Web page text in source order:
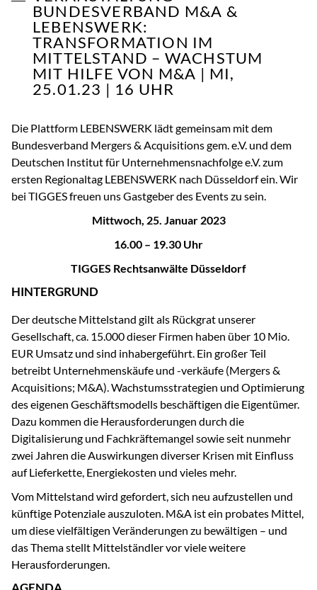
BUNDESVERBAND M&A &
LEBENSWERK:
TRANSFORMATION IM
MITTELSTAND – WACHSTUM
MIT HILFE VON M&A | MI,
25.01.23 | 16 UHR
Die Plattform LEBENSWERK lädt gemeinsam mit dem
Bundesverband Mergers & Acquisitions gem. e.V. und dem
Deutschen Institut für Unternehmensnachfolge e.V. zum
ersten Regionaltag LEBENSWERK nach Düsseldorf ein. Wir
bei TIGGES freuen uns Gastgeber des Events zu sein.
Mittwoch, 25. Januar 2023
16.00 – 19.30 Uhr
TIGGES Rechtsanwälte Düsseldorf
HINTERGRUND
Der deutsche Mittelstand gilt als Rückgrat unserer
Gesellschaft, ca. 15.000 dieser Firmen haben über 10 Mio.
EUR Umsatz und sind inhabergeführt. Ein großer Teil
betreibt Unternehmenskäufe und -verkäufe (Mergers &
Acquisitions; M&A). Wachstumsstrategien und Optimierung
des eigenen Geschäftsmodells beschäftigen die Eigentümer.
Dazu kommen die Herausforderungen durch die
Digitalisierung und Fachkräftemangel sowie seit nunmehr
zwei Jahren die Auswirkungen diverser Krisen mit Einfluss
auf Lieferkette, Energiekosten und vieles mehr.
Vom Mittelstand wird gefordert, sich neu aufzustellen und
künftige Potenziale auszuloten. M&A ist ein probates Mittel,
um diese vielfältigen Veränderungen zu bewältigen – und
das Thema stellt Mittelständler vor viele weitere
Herausforderungen.